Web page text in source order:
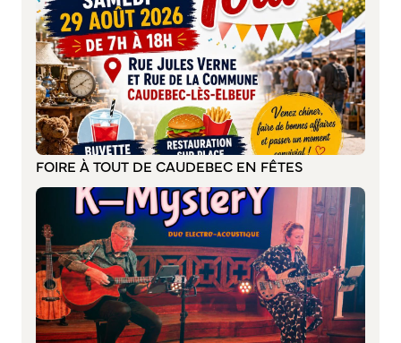
FOIRE À TOUT DE CAUDEBEC EN FÊTES
Temps forts
Venir à Caudebec
Emménager à Caudebec
Cadre de vie
Parcs et jardins
Entretien durable des espaces verts
Concours des maisons et balcons fleuris
Entretien des haies
Aide à l’achat d’un composteur ou récupérateur d’eau
S’informer
Application
S’abonner au mail d’information